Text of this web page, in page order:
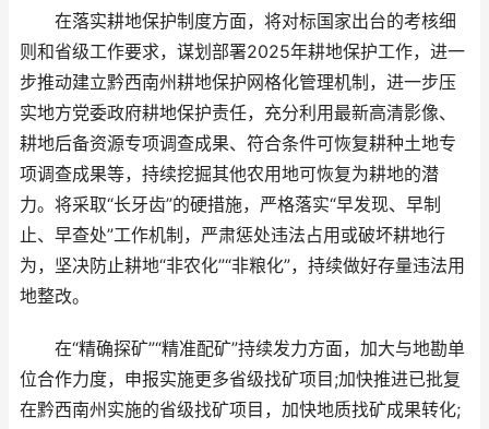
在落实耕地保护制度方面，将对标国家出台的考核细
则和省级工作要求，谋划部署2025年耕地保护工作，进一
步推动建立黔西南州耕地保护网格化管理机制，进一步压
实地方党委政府耕地保护责任，充分利用最新高清影像、
耕地后备资源专项调查成果、符合条件可恢复耕种土地专
项调查成果等，持续挖掘其他农用地可恢复为耕地的潜
力。将采取“长牙齿”的硬措施，严格落实“早发现、早制
止、早查处”工作机制，严肃惩处违法占用或破坏耕地行
为，坚决防止耕地“非农化”“非粮化”，持续做好存量违法用
地整改。
在“精确探矿”“精准配矿”持续发力方面，加大与地勘单
位合作力度，申报实施更多省级找矿项目;加快推进已批复
在黔西南州实施的省级找矿项目，加快地质找矿成果转化;